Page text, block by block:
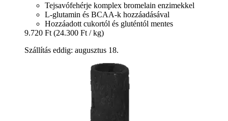
Tejsavófehérje komplex bromelain enzimekkel
L-glutamin és BCAA-k hozzáadásával
Hozzáadott cukortól és gluténtól mentes
9.720 Ft (24.300 Ft / kg)
Szállítás eddig: augusztus 18.